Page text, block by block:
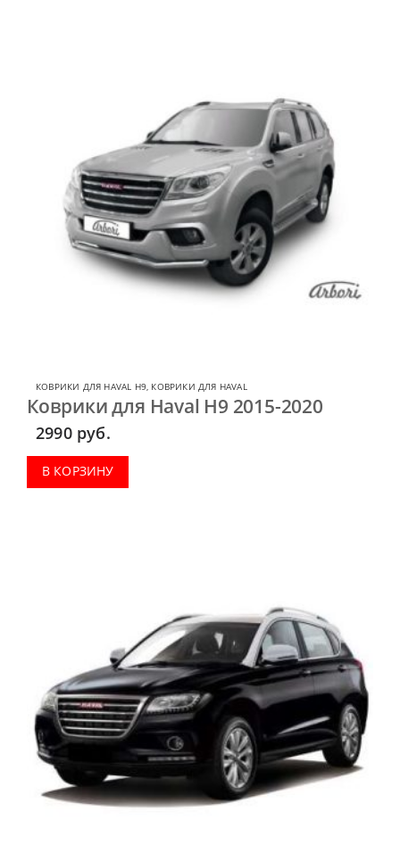
КОВРИКИ ДЛЯ HAVAL H9 КОВРИКИ ДЛЯ HAVAL
Коврики для Haval H9 2015-2020
2990 руб.
В КОРЗИНУ